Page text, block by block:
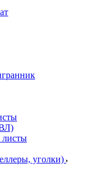
листы
уголки)